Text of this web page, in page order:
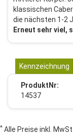
klassischen
die nächsten 1-2
Erneut sehr viel,
Kennzeichnung
ProduktNr:
14537
* Alle Preise inkl. MwSt